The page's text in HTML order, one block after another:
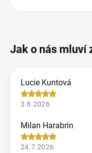
Lucie Kuntová
3.8.2026
Milan Harabrin
24.7.2026